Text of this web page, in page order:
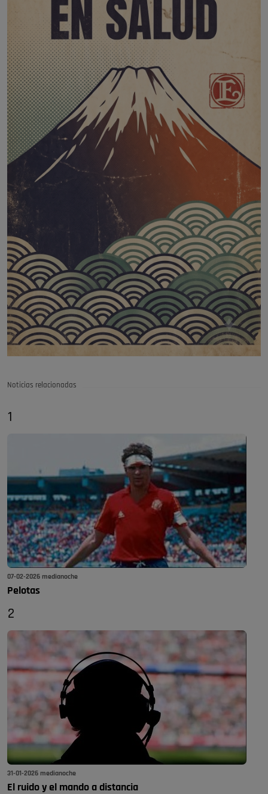
Noticias relacionadas
1
07-02-2026 medianoche
Pelotas
2
31-01-2026 medianoche
El ruido y el mando a distancia